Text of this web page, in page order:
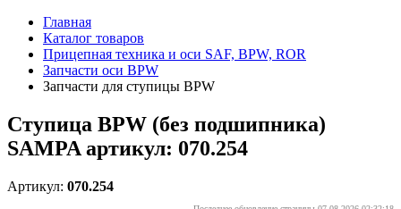
Главная
Каталог товаров
Прицепная техника и оси SAF, BPW, ROR
Запчасти оси BPW
Запчасти для ступицы BPW
Ступица BPW (без подшипника)
SAMPA артикул: 070.254
Артикул: 070.254